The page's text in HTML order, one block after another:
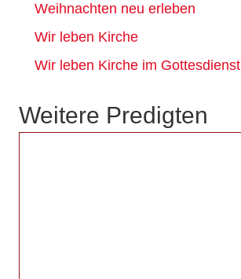
Weihnachten neu erleben
Wir leben Kirche
Wir leben Kirche im Gottesdienst
Weitere Predigten